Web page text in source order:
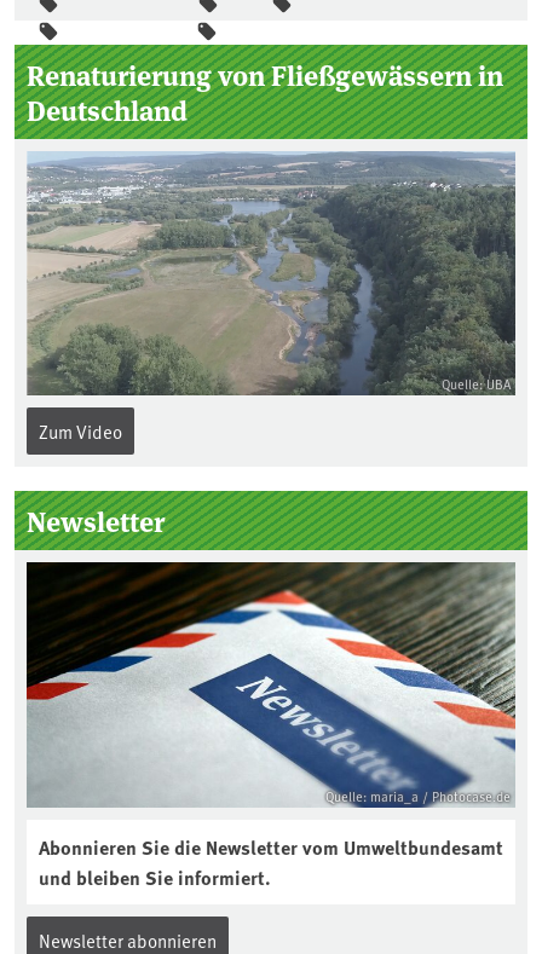
Seitenleiste
Renaturierung von Fließgewässern in
Deutschland
Quelle: UBA
Zum Video
Newsletter
Quelle: maria_a / Photocase.de
Abonnieren Sie die Newsletter vom Umweltbundesamt
und bleiben Sie informiert.
Newsletter abonnieren